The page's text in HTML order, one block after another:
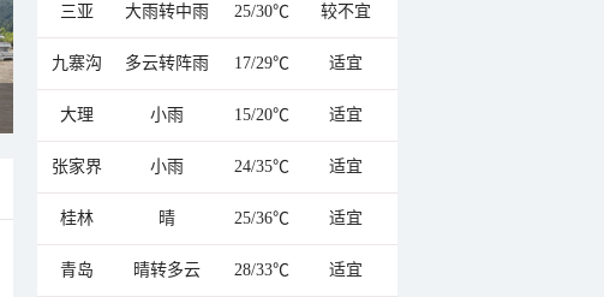
三亚 大雨转中雨 25/30℃ 较不宜
九寨沟 多云转阵雨 17/29℃ 适宜
大理 小雨 15/20℃ 适宜
张家界 小雨 24/35℃ 适宜
桂林 晴 25/36℃ 适宜
青岛 晴转多云 28/33℃ 适宜